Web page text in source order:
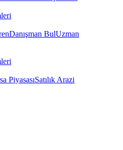
Danışman BulUzman
PiyasasıSatılık Arazi